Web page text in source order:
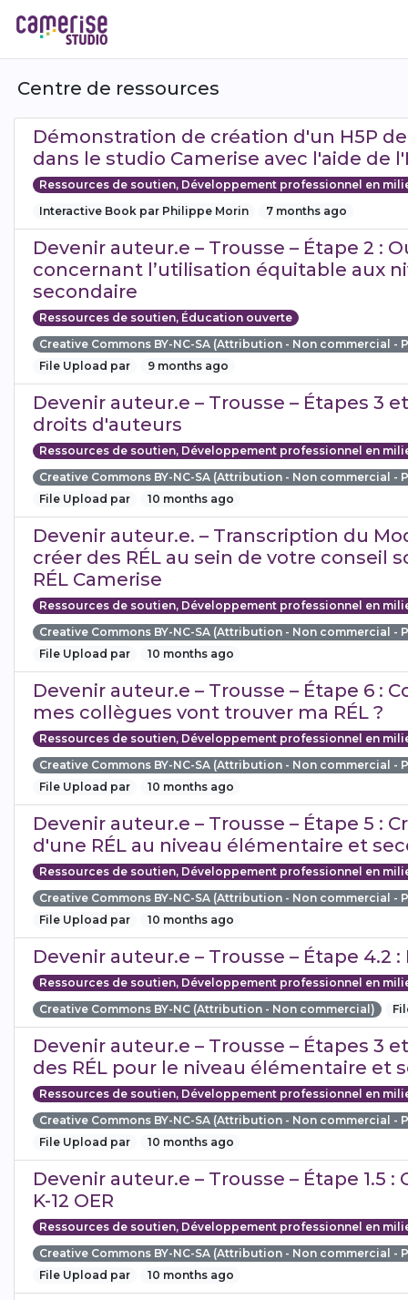
au
contenu
Centre de ressources
Démonstration de création d'un H5P
dans le studio Camerise avec l'aide de
Ressources de soutien, Développement professionnel en
Interactive Book par Philippe Morin
7 months ago
Devenir auteur.e – Trousse – Étape 2 :
concernant l’utilisation équitable aux
secondaire
Ressources de soutien, Éducation ouverte
Creative Commons BY-NC-SA (Attribution - Non commercial
File Upload par
9 months ago
Devenir auteur.e – Trousse – Étapes 3
droits d'auteurs
Ressources de soutien, Développement professionnel en
Creative Commons BY-NC-SA (Attribution - Non commercial
File Upload par
10 months ago
Devenir auteur.e. – Transcription du
créer des RÉL au sein de votre conseil
RÉL Camerise
Ressources de soutien, Développement professionnel en
Creative Commons BY-NC-SA (Attribution - Non commercial
File Upload par
10 months ago
Devenir auteur.e – Trousse – Étape 6 :
mes collègues vont trouver ma RÉL ?
Ressources de soutien, Développement professionnel en
Creative Commons BY-NC-SA (Attribution - Non commercial
File Upload par
10 months ago
Devenir auteur.e – Trousse – Étape 5 :
d'une RÉL au niveau élémentaire et
Ressources de soutien, Développement professionnel en
Creative Commons BY-NC-SA (Attribution - Non commercial
File Upload par
10 months ago
Devenir auteur.e – Trousse – Étape 4.2 :
Ressources de soutien, Développement professionnel en
Creative Commons BY-NC (Attribution - Non commercial)
Devenir auteur.e – Trousse – Étapes 3
des RÉL pour le niveau élémentaire et
Ressources de soutien, Développement professionnel en
Creative Commons BY-NC-SA (Attribution - Non commercial
File Upload par
10 months ago
Devenir auteur.e – Trousse – Étape 1.5
K-12 OER
Ressources de soutien, Développement professionnel en
Creative Commons BY-NC-SA (Attribution - Non commercial
File Upload par
10 months ago